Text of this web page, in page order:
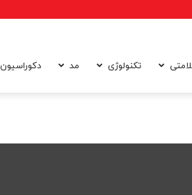
تکنولوژی مد دکوراسیون